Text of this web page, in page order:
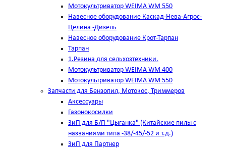
Мотокультриватор WEIMA WM 550
Навесное оборудование Каскад-Нева-Агрос-
Целина -Дизель
Навесное оборудование Крот-Тарпан
Тарпан
1.Резина для сельхозтехники.
Мотокультриватор WEIMA WM 400
Мотокультриватор WEIMA WM 550
Запчасти для Бензопил, Мотокос, Триммеров
Аксессуары
Газонокосилки
ЗиП для Б/П "Цыганка" (Китайские пилы с
названиями типа -38/-45/-52 и т.д.)
ЗиП для Партнер